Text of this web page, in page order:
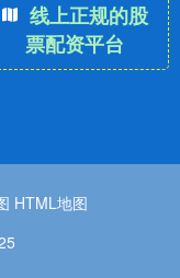
线上正规的股
票配资平台
HTML地图